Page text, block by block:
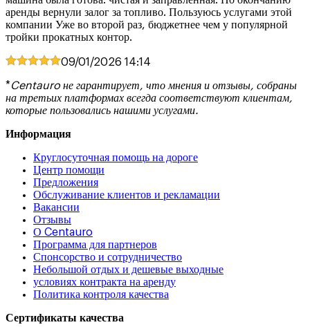
аренды вернули залог за топливо. Пользуюсь услугами этой
компании Уже во второй раз, бюджетнее чем у популярной
тройки прокатных контор.
09/01/2026 14:14
*Centauro не гарантирует, что мнения и отзывы, собраны
на третьих платформах всегда соответствуют клиентам,
которые пользовались нашими услугами.
Информация
Круглосуточная помощь на дороге
Центр помощи
Предложения
Обслуживание клиентов и рекламации
Вакансии
Отзывы
О Centauro
Программа для партнеров
Спонсорство и сотрудничество
Небольшой отдых и дешевые выходные
условиях контракта на аренду
Политика контроля качества
Сертификаты качества